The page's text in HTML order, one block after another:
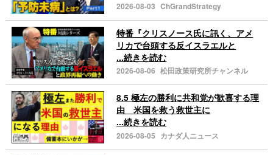
2026-08-03 ChGrandStrategy
特番『クリスノース氏に訊く、アメ
リカで台頭する反イスラエルと
...続きを読む
2026-08-06 松田政策研究所チャンネル
8.5 極左の勝利に共和党が歓喜する理
由 米国を救う救世主に
...続きを読む
2026-08-05 カナダ人ニュース